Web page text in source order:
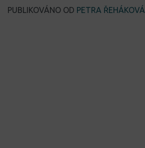
PUBLIKOVÁNO OD PETRA ŘEHÁKOVÁ